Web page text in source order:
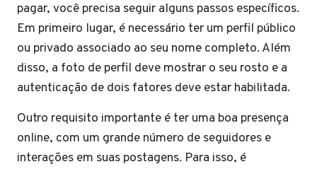
pagar, você precisa seguir alguns passos específicos.
Em primeiro lugar, é necessário ter um perfil público
ou privado associado ao seu nome completo. Além
disso, a foto de perfil deve mostrar o seu rosto e a
autenticação de dois fatores deve estar habilitada.
Outro requisito importante é ter uma boa presença
online, com um grande número de seguidores e
interações em suas postagens. Para isso, é